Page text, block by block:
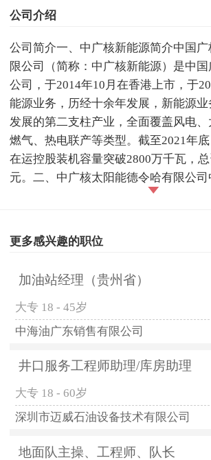
公司介绍
公司简介一、中广核新能源简介中国
限公司（简称：中广核新能源）是中
公司，于2014年10月在香港上市，于
能源业务，历经十余年发展，新能源
发展的第二支柱产业，全面覆盖风电、
燃气、热电联产等类型。截至2021年
在运控股装机容量突破2800万千瓦，
元。二、中广核太阳能德令哈有限公司
更多感兴趣的职位
加油站经理（贵州省）
大专 18 - 45岁
中海油广东销售有限公司
井口服务工程师助理/库房助理
大专 18 - 60岁
深圳市迈威石油设备技术有限公司
地面队主操、工程师、队长